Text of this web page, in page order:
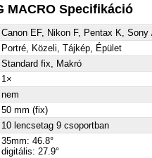
nagy
F45-ös
F32-es)
MACRO Specifikáció
Canon EF, Nikon F, Pentax K,
Portré, Közeli, Tájkép, Épület
Standard fix, Makró
1×
nem
50 mm (fix)
10 lencsetag 9 csoportban
35mm: 46.8°
digitális: 27.9°